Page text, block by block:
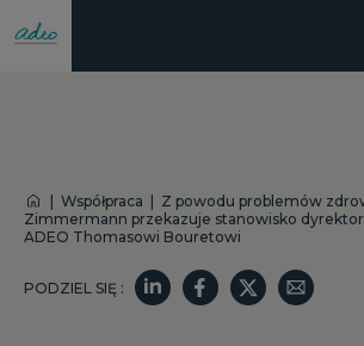
Współpraca
Z powodu problemów
Zimmermann przekazuje stanowisko
ADEO Thomasowi Bouretowi
PODZIEL SIĘ :